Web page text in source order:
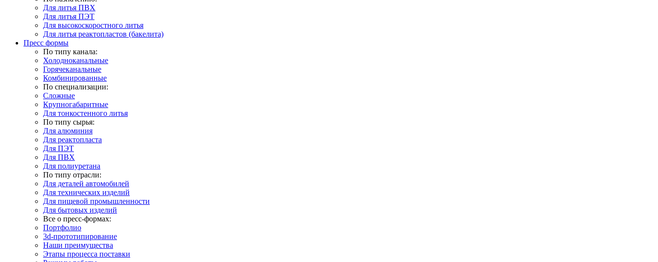
Для литья ПВХ
Для литья ПЭТ
Для высокоскоростного литья
Для литья реактопластов (бакелита)
Пресс формы
По типу канала:
Холодноканальные
Горячеканальные
Комбинированные
По специализации:
Сложные
Крупногабаритные
Для тонкостенного литья
По типу сырья:
Для алюминия
Для реактопласта
Для ПЭТ
Для ПВХ
Для полиуретана
По типу отрасли:
Для деталей автомобилей
Для технических изделий
Для пищевой промышленности
Для бытовых изделий
Все о пресс-формах:
Портфолио
3d-прототипирование
Наши преимущества
Этапы процесса поставки